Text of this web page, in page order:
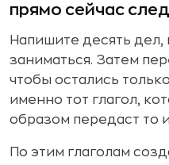
прямо сейчас
Напишите десять
заниматься. Затем
чтобы остались
именно тот глагол,
образом передаст то
По этим глаголам